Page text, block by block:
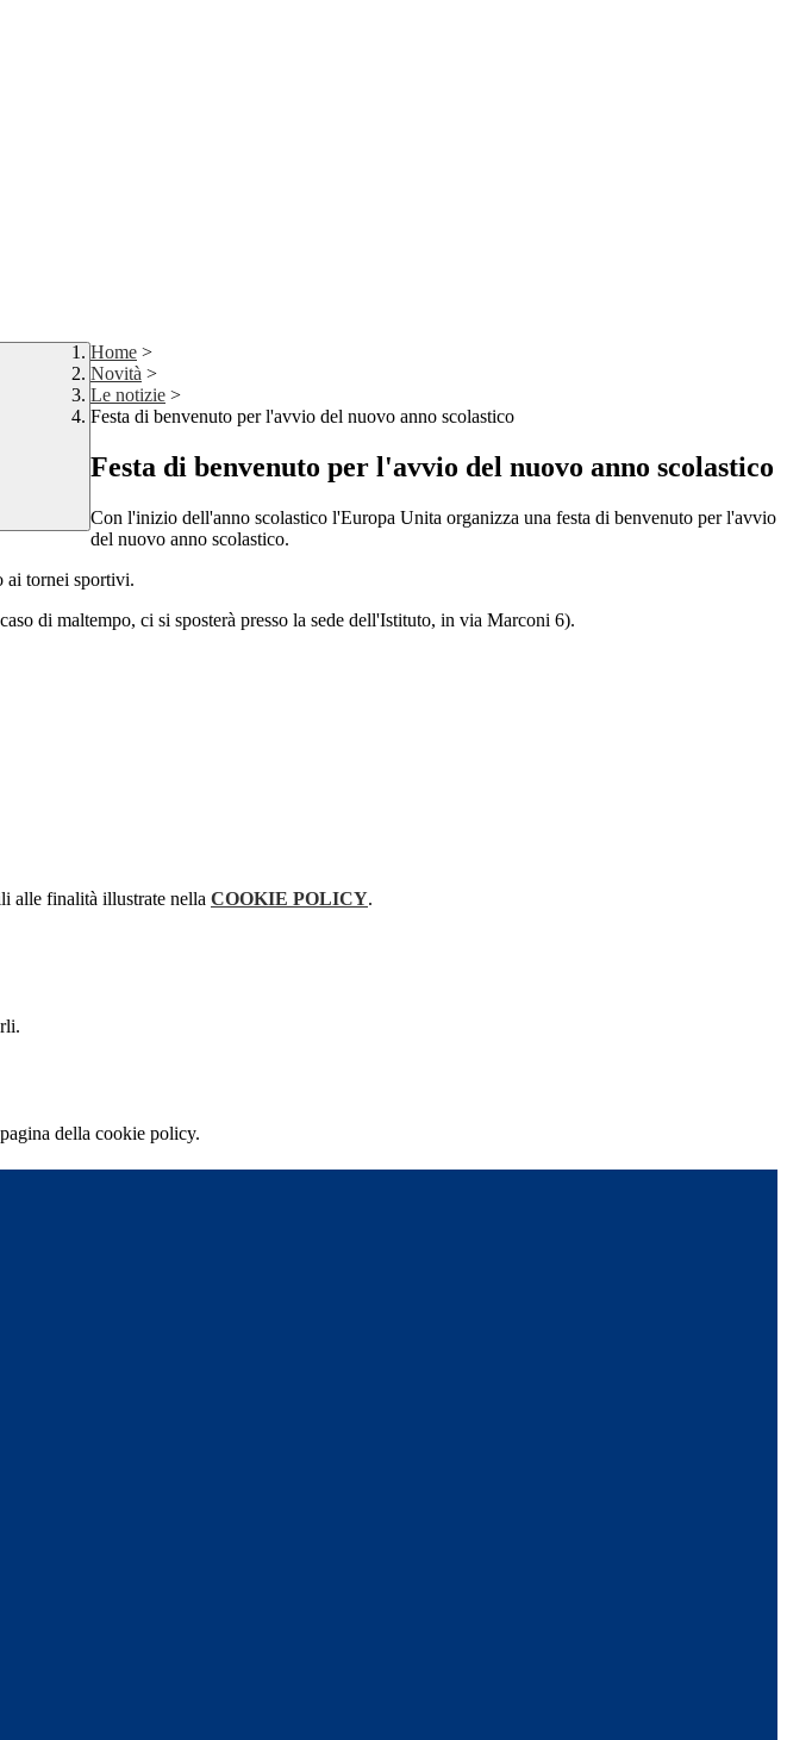
Home >
Novità >
Le notizie >
Festa di benvenuto per l'avvio del nuovo anno scolastico
Festa di benvenuto per l'avvio del nuovo anno scolastico
Con l'inizio dell'anno scolastico l'Europa Unita organizza una festa di benvenuto per l'avvio
del nuovo anno scolastico.
ai tornei sportivi.
di maltempo, ci si sposterà presso la sede dell'Istituto, in via Marconi 6).
alle finalità illustrate nella COOKIE POLICY.
della cookie policy.